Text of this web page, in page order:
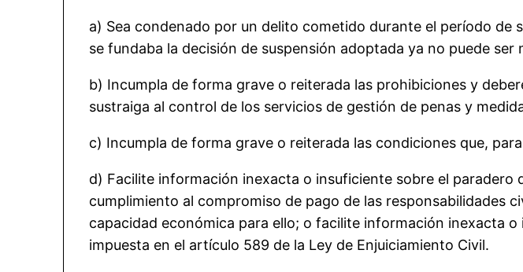
a) Sea condenado por un delito cometido durante el período
se fundaba la decisión de suspensión adoptada ya no puede ser
b) Incumpla de forma grave o reiterada las prohibiciones y
sustraiga al control de los servicios de gestión de penas y
c) Incumpla de forma grave o reiterada las condiciones que,
d) Facilite información inexacta o insuficiente sobre el
cumplimiento al compromiso de pago de las responsabilidades
capacidad económica para ello; o facilite información inexacta
impuesta en el artículo 589 de la Ley de Enjuiciamiento Civil.